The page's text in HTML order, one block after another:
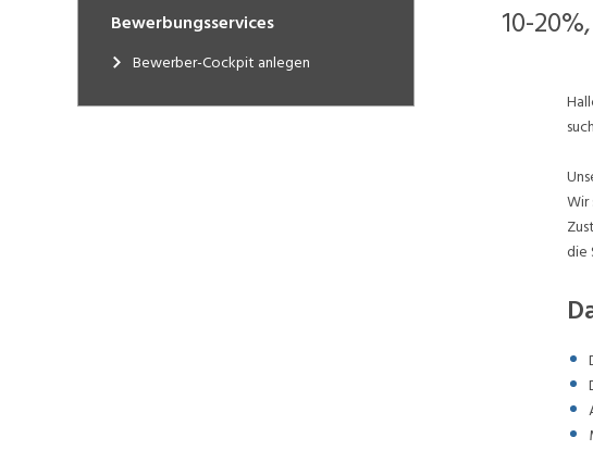
Bewerbungsservices
Bewerber-Cockpit anlegen
10-
Wir
die